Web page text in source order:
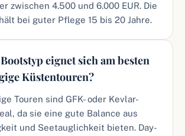
zwischen 4.500 und 6.000 EUR. Die
bei guter Pflege 15 bis 20 Jahre.
eignet sich am besten
Küstentouren?
Touren sind GFK- oder Kevlar-
da sie eine gute Balance aus
und Seetauglichkeit bieten. Day-